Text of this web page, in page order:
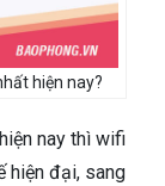
hiện nay?
nay thì wifi
hiện đại, sang